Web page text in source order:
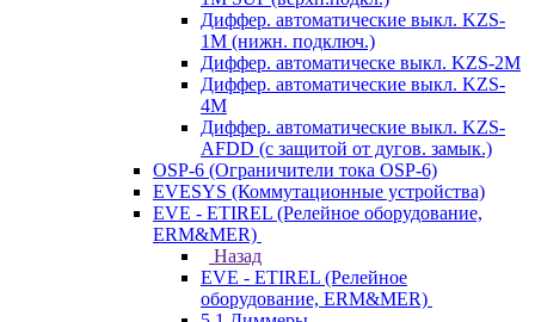
Диффер. автоматические выкл. KZS-
1M (нижн. подключ.)
Диффер. автоматическе выкл. KZS-2M
Диффер. автоматические выкл. KZS-
4M
Диффер. автоматические выкл. KZS-
AFDD (с защитой от дугов. замык.)
OSP-6 (Ограничители тока OSP-6)
EVESYS (Коммутационные устройства)
EVE - ETIREL (Релейное оборудование,
ERM&MER)
Назад
EVE - ETIREL (Релейное
оборудование, ERM&MER)